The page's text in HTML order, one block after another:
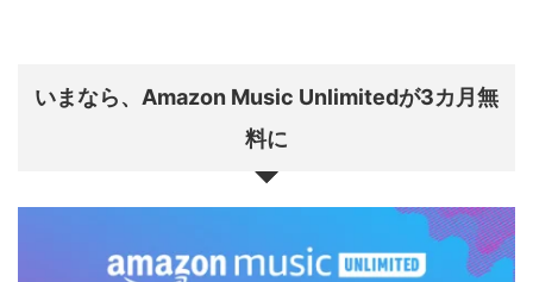
いまなら、Amazon Music Unlimitedが3カ月無
料に